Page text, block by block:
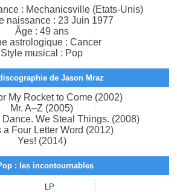
: Mechanicsville (Etats-Unis)
naissance : 23 Juin 1977
Âge : 49 ans
astrologique : Cancer
Style musical : Pop
de Jason Mraz
My Rocket to Come (2002)
Mr. A–Z (2005)
We Steal Things. (2008)
a Four Letter Word (2012)
Yes! (2014)
: les incontournables
LP